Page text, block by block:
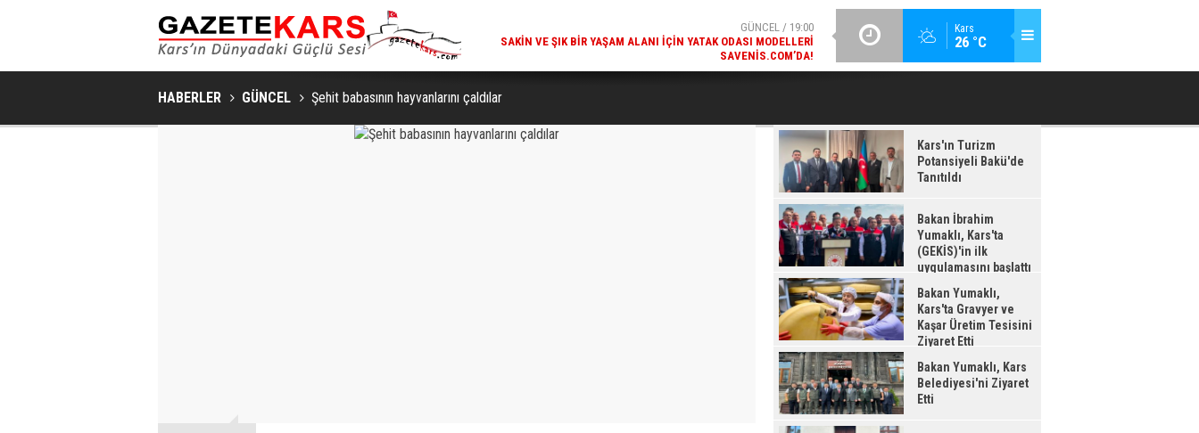
Kars
26 °C
GÜNCEL / 18:38
KARS'IN TURIZM POTANSIYELI BAKÜ'DE TANITILDI
BAKAN İBRAHIM YUMAKLI, KARS'TA (GEKİS)'IN ILK
HABERLER GÜNCEL Şehit babasının hayvanlarını çaldılar
Kars'ın Turizm
Potansiyeli Bakü'de
Tanıtıldı
Bakan İbrahim
Yumaklı, Kars'ta
(GEKİS)'in ilk
uygulamasını başlattı
Bakan Yumaklı,
Kars'ta Gravyer ve
Kaşar Üretim Tesisini
Ziyaret Etti
Bakan Yumaklı, Kars
Belediyesi'ni Ziyaret
Etti